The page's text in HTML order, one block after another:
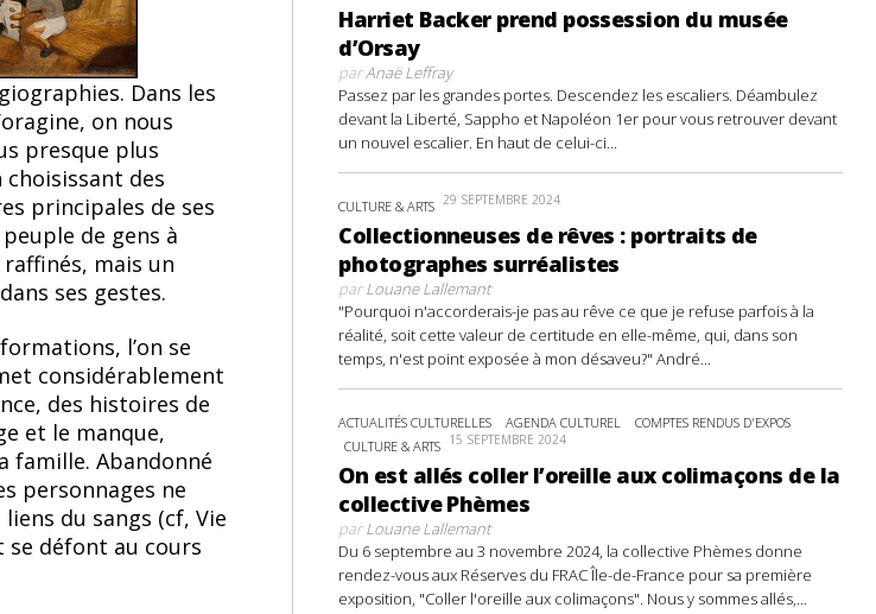
Dans les
on nous
presque plus
des
principales de ses
de gens à
mais un
ses gestes.
l’on se
considérablement
des histoires de
et le manque,
famille. Abandonné
personnages ne
du sangs (cf, Vie
se défont au cours
Harriet Backer prend possession du musée
d’Orsay
parAnaë Leffray
Passez par les grandes portes. Descendez les escaliers. Déambulez
devant la Liberté, Sappho et Napoléon 1er pour vous retrouver devant
un nouvel escalier. En haut de celui-ci...
CULTURE & ARTS 29 SEPTEMBRE 2024
Collectionneuses de rêves : portraits de
photographes surréalistes
parLouane Lallemant
"Pourquoi n'accorderais-je pas au rêve ce que je refuse parfois à la
réalité, soit cette valeur de certitude en elle-même, qui, dans son
temps, n'est point exposée à mon désaveu?" André...
ACTUALITÉS CULTURELLES AGENDA CULTUREL
COMPTES RENDUS D'EXPOS
CULTURE & ARTS 15 SEPTEMBRE 2024
On est allés coller l’oreille aux colimaçons de la
collective Phèmes
parLouane Lallemant
Du 6 septembre au 3 novembre 2024, la collective Phèmes donne
rendez-vous aux Réserves du FRAC Île-de-France pour sa première
exposition, "Coller l'oreille aux colimaçons". Nous y sommes allés,...